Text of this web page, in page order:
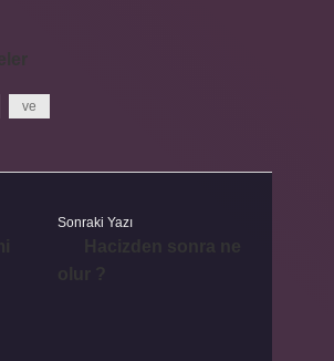
ve
Sonraki Yazı